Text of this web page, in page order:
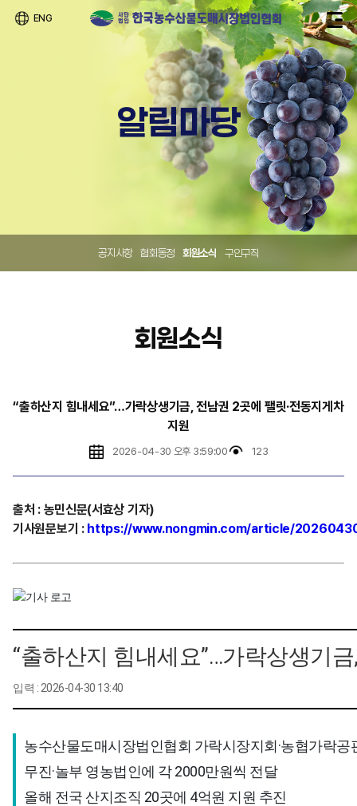
ENG
알림마당
공지사항 협회동정 회원소식 구인구직
회원소식
“출하산지 힘내세요”…가락상생기금, 전남권 2곳에 팰릿·전동지게차
지원
2026-04-30 오후 3:59:00 123
출처 : 농민신문(서효상 기자)
기사원문보기 : https://www.nongmin.com/article/
“출하산지 힘내세요”…가락상생기
입력 : 2026-04-30 13:40
농수산물도매시장법인협회 가락시장지회·농협가락공
무진·놀부 영농법인에 각 2000만원씩 전달
올해 전국 산지조직 20곳에 4억원 지원 추진